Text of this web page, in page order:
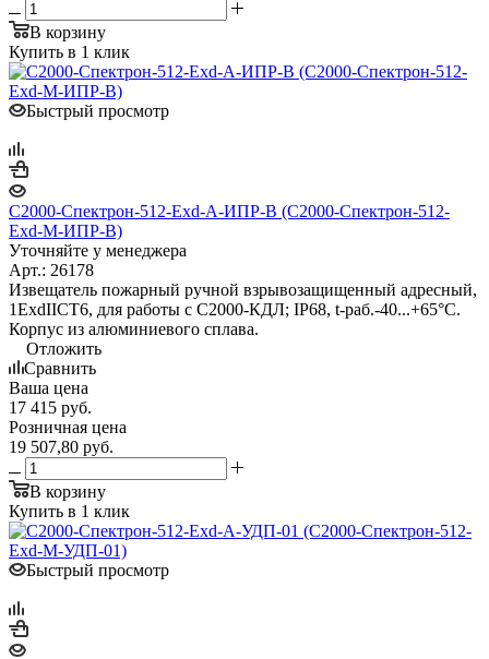
В корзину
Купить в 1 клик
Быстрый просмотр
С2000-Спектрон-512-Exd-А-ИПР-B (С2000-Спектрон-512-
Exd-М-ИПР-B)
Уточняйте у менеджера
Арт.: 26178
Извещатель пожарный ручной взрывозащищенный адресный,
1ExdIICT6, для работы с С2000-КДЛ; IP68, t-раб.-40...+65°С.
Корпус из алюминиевого сплава.
Отложить
Сравнить
Ваша цена
17 415 руб.
Розничная цена
19 507,80 руб.
В корзину
Купить в 1 клик
Быстрый просмотр